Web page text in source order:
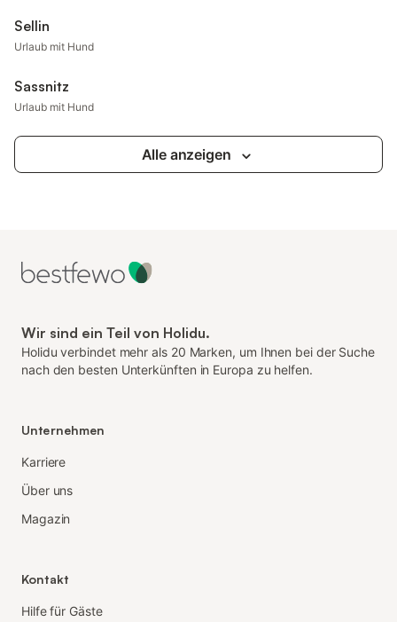
Sellin
Urlaub mit Hund
Sassnitz
Urlaub mit Hund
Alle anzeigen
Wir sind ein Teil von Holidu.
Holidu verbindet mehr als 20 Marken, um Ihnen bei der Suche
nach den besten Unterkünften in Europa zu helfen.
Unternehmen
Karriere
Über uns
Magazin
Kontakt
Hilfe für Gäste